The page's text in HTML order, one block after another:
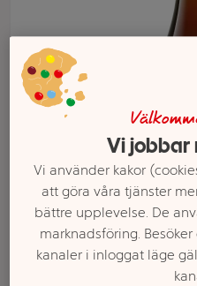
Välj butik
Vi jobbar
Vi använder kakor
att göra våra tjänster
bättre upplevelse. De
marknadsföring.
kanaler i inloggat läge